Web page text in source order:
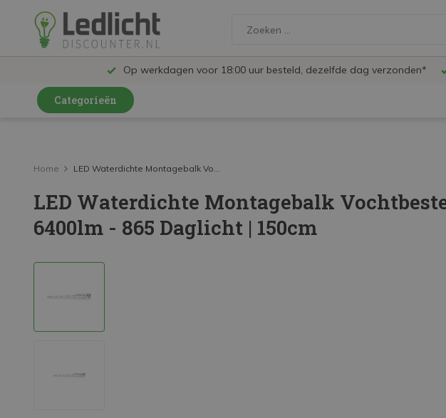
Op werkdagen voor 18:00 uur besteld, dezelfde dag verzonden*
Categorieën
LED Railspots
LED Panelen
LED TL
LED High Bay lampen
LED Buitenverlichting
Home LED Waterdichte Montagebalk Vo...
LED Waterdichte Montagebalk
6400lm - 865 Daglicht | 150cm